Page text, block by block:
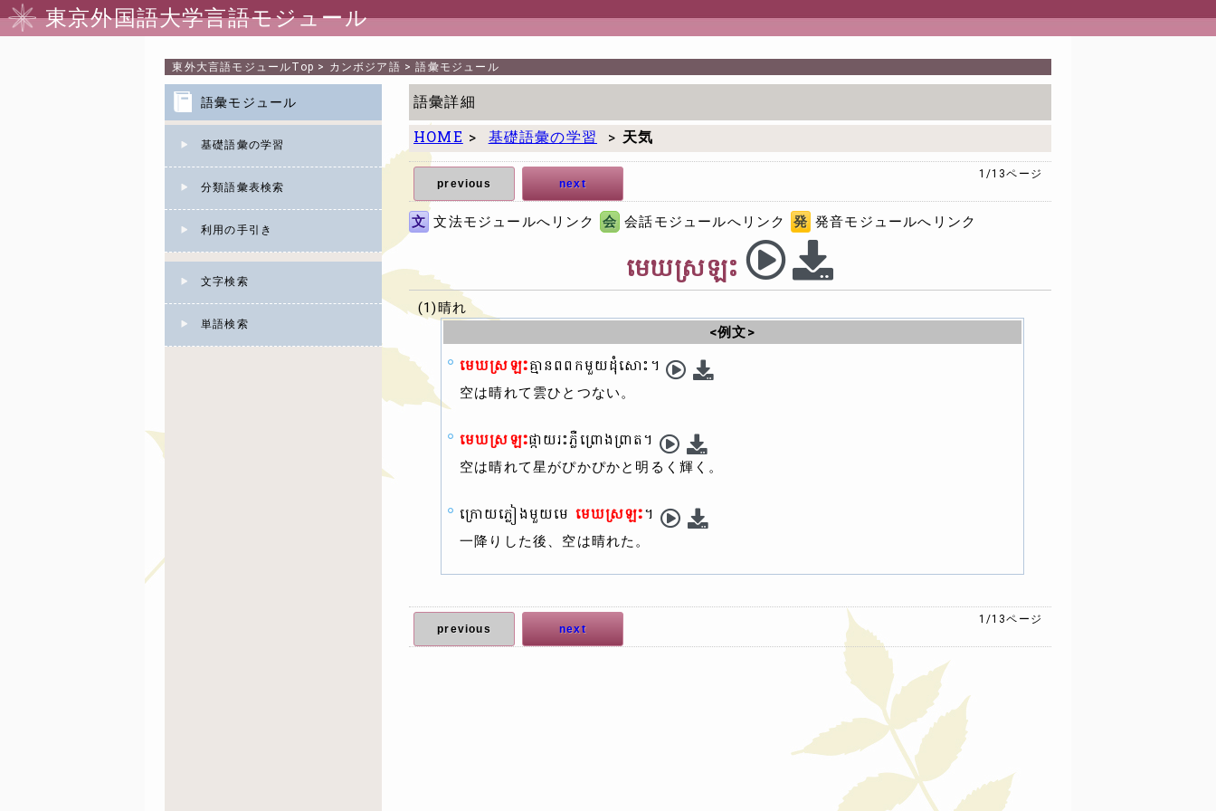
東京外国語大学言語モジュール
東外大言語モジュールTop > カンボジア語 >語彙モジュール
語彙モジュール
基礎語彙の学習
分類語彙表検索
利用の手引き
文字検索
単語検索
語彙詳細
HOME> 基礎語彙の学習 > 天気
previous next
1/13ページ
文 文法モジュールへリンク 会 会話モジュールへリンク 発 発音モジュールへリンク
មេឃស្រឡះ
(1)晴れ
<例文>
មេឃស្រឡះគ្មានពពកមួយដុំសោះ។
空は晴れて雲ひとつない。
មេឃស្រឡះផ្កាយរះភ្លឺព្រោងព្រាត។
空は晴れて星がぴかぴかと明るく輝く。
ក្រោយភ្លៀងមួយមេ មេឃស្រឡះ។
一降りした後、空は晴れた。
previous next
1/13ページ